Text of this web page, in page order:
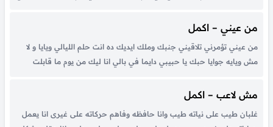
من عيني – اكمل
من عيني تؤمرني تلاقيني جنبك وملك ايديك ده انت حلم الليالي ويايا و لا
مش ويايه جوايا حبك يا حبيبي دايما في بالي انا ليك من يوم ما قابلت
مش لاعب – اكمل
غلبان طيب على نياته طيب وانا حافظه وفاهم حركاته على غيرى انا يعمل